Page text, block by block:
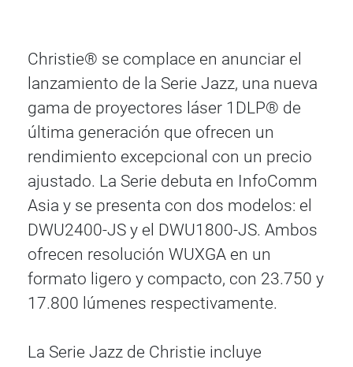
Christie® se complace en anunciar el
lanzamiento de la Serie Jazz, una nueva
gama de proyectores láser 1DLP® de
última generación que ofrecen un
rendimiento excepcional con un precio
ajustado. La Serie debuta en InfoComm
Asia y se presenta con dos modelos: el
DWU2400-JS y el DWU1800-JS. Ambos
ofrecen resolución WUXGA en un
formato ligero y compacto, con 23.750 y
17.800 lúmenes respectivamente.
La Serie Jazz de Christie incluye